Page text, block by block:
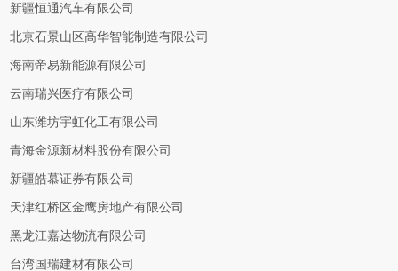
新疆恒通汽车有限公司
北京石景山区高华智能制造有限公司
海南帝易新能源有限公司
云南瑞兴医疗有限公司
山东潍坊宇虹化工有限公司
青海金源新材料股份有限公司
新疆皓慕证券有限公司
天津红桥区金鹰房地产有限公司
黑龙江嘉达物流有限公司
台湾国瑞建材有限公司